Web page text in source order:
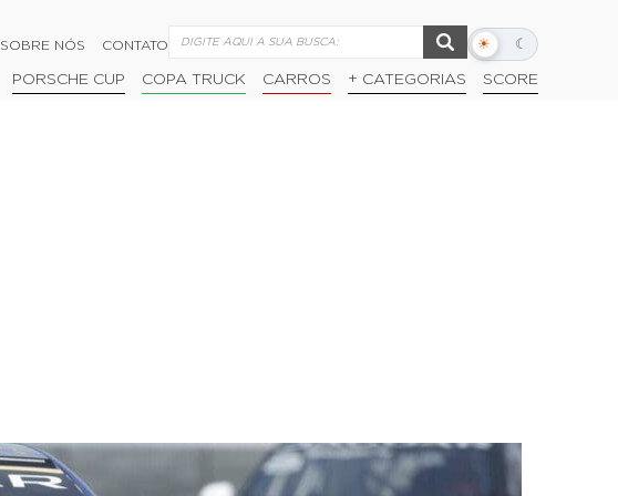
SOBRE NÓS CONTATO ☀ ☾
Alternar
escuro
PORSCHE CUP COPA TRUCK CARROS + CATEGORIAS SCORE